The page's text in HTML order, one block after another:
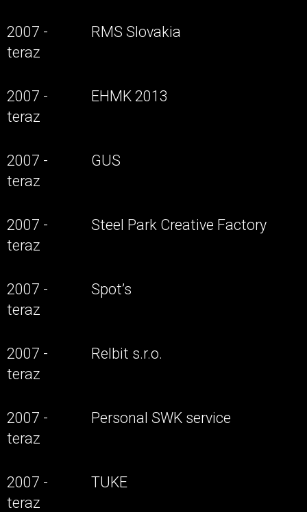
2007 -
teraz
RMS Slovakia
2007 -
teraz
EHMK 2013
2007 -
teraz
GUS
2007 -
teraz
Steel Park Creative Factory
2007 -
teraz
Spot’s
2007 -
teraz
Relbit s.r.o.
2007 -
teraz
Personal SWK service
2007 -
teraz
TUKE